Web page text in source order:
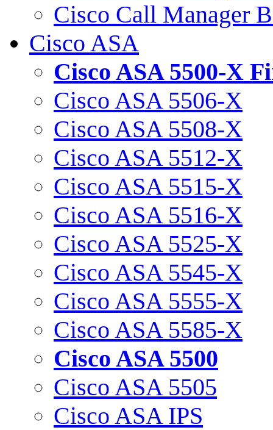
Cisco Call Manager
Cisco ASA
Cisco ASA 5500-X
Cisco ASA 5506-X
Cisco ASA 5508-X
Cisco ASA 5512-X
Cisco ASA 5515-X
Cisco ASA 5516-X
Cisco ASA 5525-X
Cisco ASA 5545-X
Cisco ASA 5555-X
Cisco ASA 5585-X
Cisco ASA 5500
Cisco ASA 5505
Cisco ASA IPS